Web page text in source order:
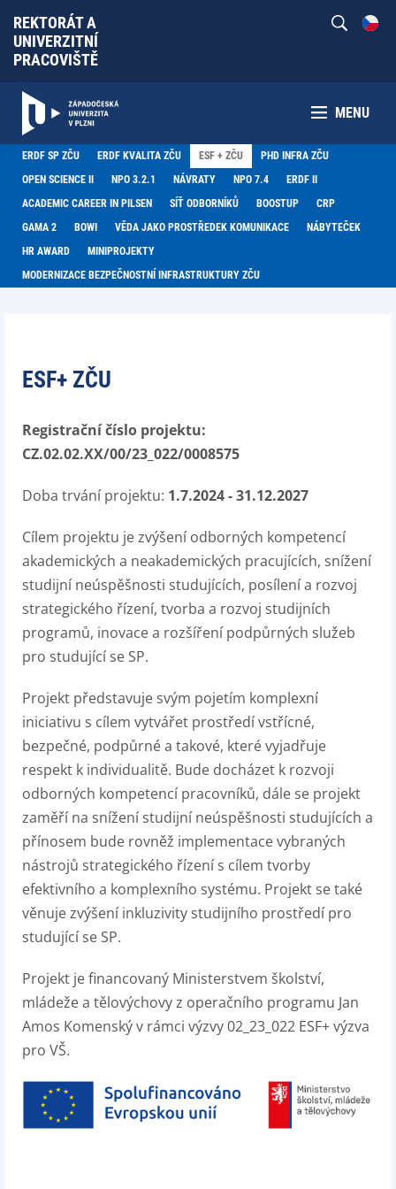
REKTORÁT A
UNIVERZITNÍ
PRACOVIŠTĚ
MENU
ERDF SP ZČU ERDF KVALITA ZČU ESF + ZČU
PHD INFRA ZČU
OPEN SCIENCE II
NPO 3.2.1 NÁVRATY NPO 7.4
ERDF II
ACADEMIC CAREER IN PILSEN
SÍŤ ODBORNÍKŮ BOOSTUP
CRP
GAMA 2
BOWI VĚDA JAKO PROSTŘEDEK KOMUNIKACE
NÁBYTEČEK
HR AWARD
MINIPROJEKTY
MODERNIZACE BEZPEČNOSTNÍ INFRASTRUKTURY ZČU
ESF+ ZČU
Registrační číslo projektu:
CZ.02.02.XX/00/23_022/0008575
Doba trvání projektu: 1.7.2024 - 31.12.2027
Cílem projektu je zvýšení odborných kompetencí
akademických a neakademických pracujících, snížení
studijní neúspěšnosti studujících, posílení a rozvoj
strategického řízení, tvorba a rozvoj studijních
programů, inovace a rozšíření podpůrných služeb
pro studující se SP.
Projekt představuje svým pojetím komplexní
iniciativu s cílem vytvářet prostředí vstřícné,
bezpečné, podpůrné a takové, které vyjadřuje
respekt k individualitě. Bude docházet k rozvoji
odborných kompetencí pracovníků, dále se projekt
zaměří na snížení studijní neúspěšnosti studujících a
přínosem bude rovněž implementace vybraných
nástrojů strategického řízení s cílem tvorby
efektivního a komplexního systému. Projekt se také
věnuje zvýšení inkluzivity studijního prostředí pro
studující se SP.
Projekt je financovaný Ministerstvem školství,
mládeže a tělovýchovy z operačního programu Jan
Amos Komenský v rámci výzvy 02_23_022 ESF+ výzva
pro VŠ.